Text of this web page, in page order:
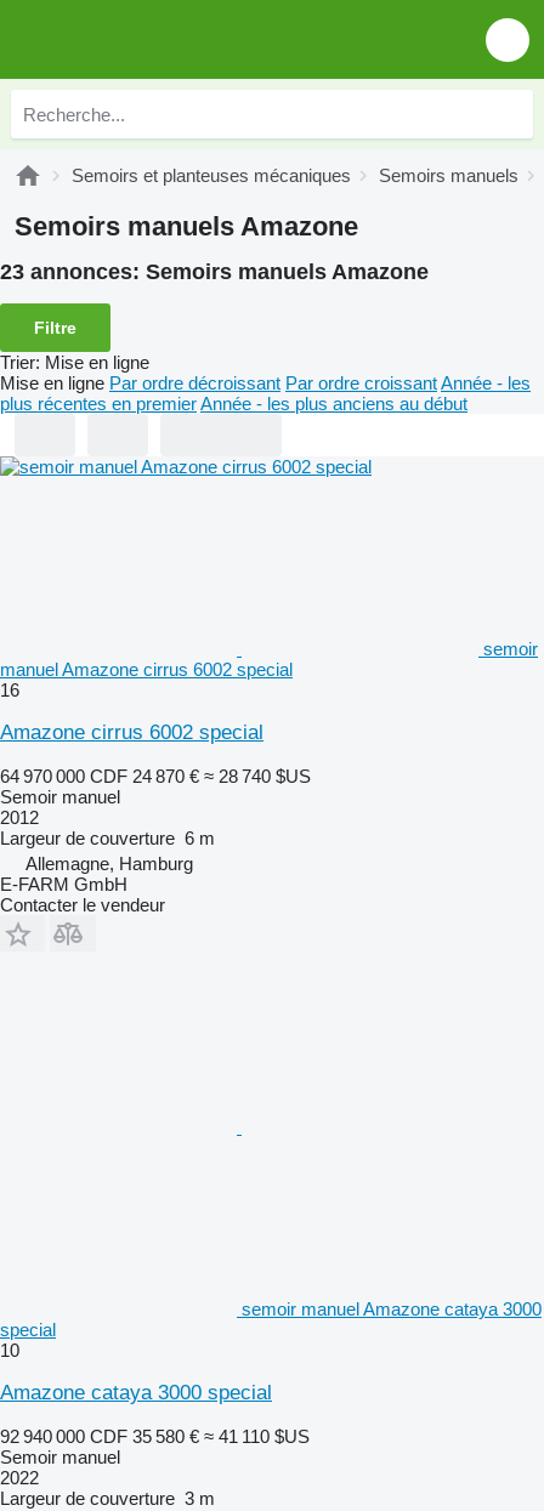
Semoirs et planteuses mécaniques Semoirs manuels
Semoirs manuels Amazone
23 annonces: Semoirs manuels Amazone
Filtre
Trier: Mise en ligne
Mise en ligne Par ordre décroissant Par ordre croissantAnnée - les
plus récentes en premierAnnée - les plus anciens au début
semoir
manuel Amazone cirrus 6002 special
16
Amazone cirrus 6002 special
64 970 000 CDF 24 870 € ≈ 28 740 $US
Semoir manuel
2012
Largeur de couverture 6 m
Allemagne, Hamburg
E-FARM GmbH
Contacter le vendeur
semoir manuel Amazone cataya 3000
special
10
Amazone cataya 3000 special
92 940 000 CDF 35 580 € ≈ 41 110 $US
Semoir manuel
2022
Largeur de couverture 3 m